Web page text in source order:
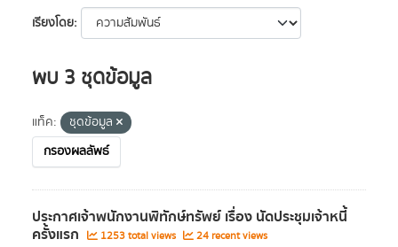
เรียงโดย
พบ 3 ชุดข้อมูล
แท็ค:
ชุดข้อมูล
กรองผลลัพธ์
ประกาศเจ้าพนักงานพิทักษ์ทรัพย์ เรื่อง นัดประชุมเจ้าหนี้
ครั้งแรก 1253 total views 24 recent views